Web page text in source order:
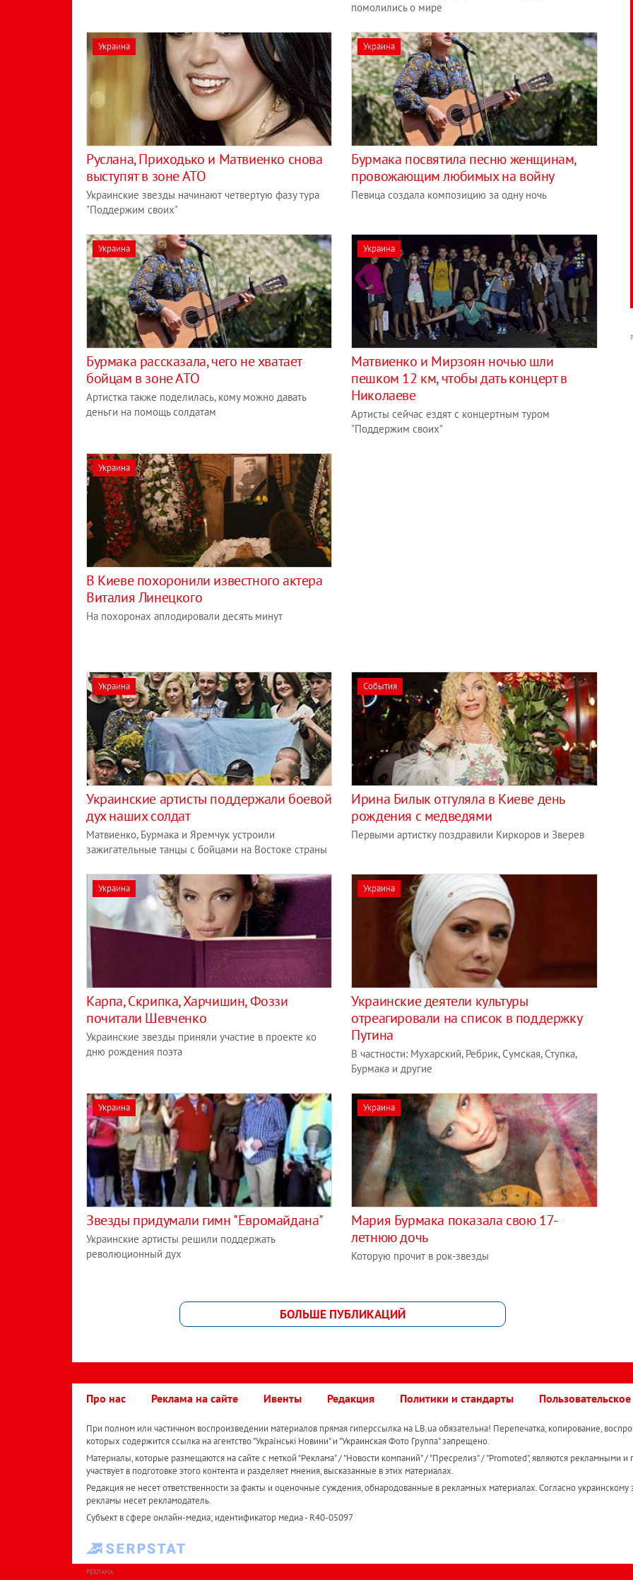
помолились о мире
Украина
Руслана, Приходько и Матвиенко снова
выступят в зоне АТО
Украинские звезды начинают четвертую фазу тура
"Поддержим своих"
Украина
Бурмака посвятила песню женщинам,
провожающим любимых на войну
Певица создала композицию за одну ночь
Украина
Бурмака рассказала, чего не хватает
бойцам в зоне АТО
Артистка также поделилась, кому можно давать
деньги на помощь солдатам
Украина
Матвиенко и Мирзоян ночью шли
пешком 12 км, чтобы дать концерт в
Николаеве
Артисты сейчас ездят с концертным туром
"Поддержим своих"
Украина
В Киеве похоронили известного актера
Виталия Линецкого
На похоронах аплодировали десять минут
Украина
Украинские артисты поддержали боевой
дух наших солдат
Матвиенко, Бурмака и Яремчук устроили
зажигательные танцы с бойцами на Востоке страны
События
Ирина Билык отгуляла в Киеве день
рождения с медведями
Первыми артистку поздравили Киркоров и Зверев
Украина
Карпа, Скрипка, Харчишин, Фоззи
почитали Шевченко
Украинские звезды приняли участие в проекте ко
дню рождения поэта
Украина
Украинские деятели культуры
отреагировали на список в поддержку
Путина
В частности: Мухарский, Ребрик, Сумская, Ступка,
Бурмака и другие
Украина
Звезды придумали гимн "Евромайдана"
Украинские артисты решили поддержать
революционный дух
Украина
Мария Бурмака показала свою 17-
летнюю дочь
Которую прочит в рок-звезды
БОЛЬШЕ ПУБЛИКАЦИЙ
Про нас Реклама на сайте Ивенты Редакция Политики и стандарты
При полном или частичном воспроизведении материалов прямая гиперссылка на LB.ua обязательна! Перепечатка, копирование,
которых содержится ссылка на агентство "Українськi Новини" и "Украинская Фото Группа" запрещено.
Материалы, которые размещаются на сайте с меткой "Реклама" / "Новости компаний" / "Пресрелиз" / "Promoted", являются рекламными и
участвует в подготовке этого контента и разделяет мнения, высказанные в этих материалах.
Редакция не несет ответственности за факты и оценочные суждения, обнародованные в рекламных материалах. Согласно украинскому
рекламы несет рекламодатель.
Субъект в сфере онлайн-медиа; идентификатор медиа - R40-05097
РЕКЛАМА